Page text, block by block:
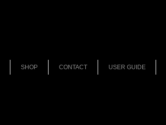
SHOP CONTACT USER GUIDE